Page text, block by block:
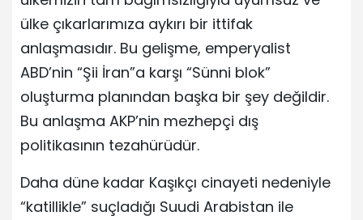
ülke çıkarlarımıza aykırı bir ittifak
anlaşmasıdır. Bu gelişme, emperyalist
ABD’nin “Şii İran”a karşı “Sünni blok”
oluşturma planından başka bir şey değildir.
Bu anlaşma AKP’nin mezhepçi dış
politikasının tezahürüdür.
Daha düne kadar Kaşıkçı cinayeti nedeniyle
“katillikle” suçladığı Suudi Arabistan ile